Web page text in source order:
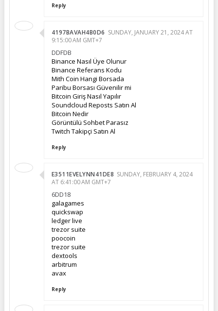
Reply
4197BAVAH4B0D6 SUNDAY, JANUARY 21, 2024 AT
9:15:00 AM GMT+7
DDFDB
Binance Nasıl Üye Olunur
Binance Referans Kodu
Mith Coin Hangi Borsada
Paribu Borsası Güvenilir mi
Bitcoin Giriş Nasıl Yapılır
Soundcloud Reposts Satın Al
Bitcoin Nedir
Görüntülü Sohbet Parasız
Twitch Takipçi Satın Al
Reply
E3511EVELYNN41DE8 SUNDAY, FEBRUARY 4, 2024
AT 6:41:00 AM GMT+7
6DD18
galagames
quickswap
ledger live
trezor suite
poocoin
trezor suite
dextools
arbitrum
avax
Reply